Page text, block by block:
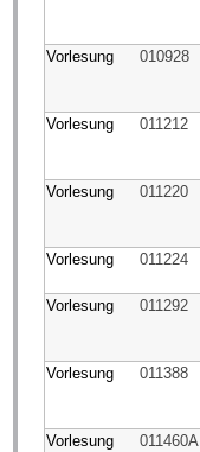
Vorlesung
010928
Vorlesung
011212
Vorlesung
011220
Vorlesung
011224
Vorlesung
011292
Vorlesung
011388
Vorlesung
011460A